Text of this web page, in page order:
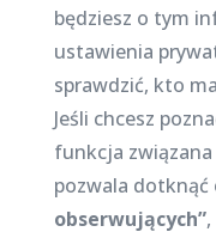
będziesz o tym
ustawienia
sprawdzić, kto
Jeśli chcesz
funkcja
pozwala dotknąć
obserwujących”,